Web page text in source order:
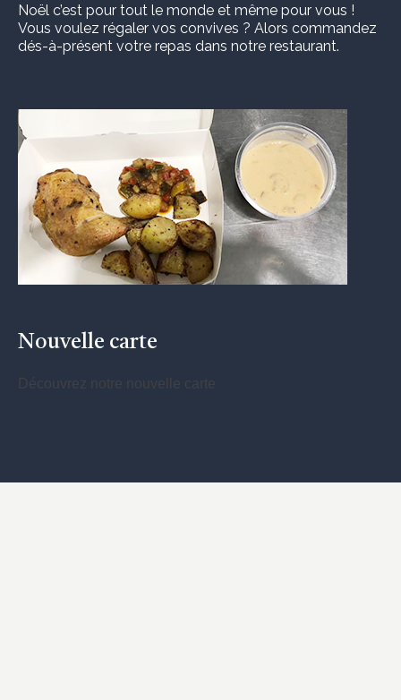
Noël c’est pour tout le monde et même pour vous !
Vous voulez régaler vos convives ? Alors commandez
dés-à-présent votre repas dans notre restaurant.
Nouvelle carte
Découvrez notre nouvelle carte